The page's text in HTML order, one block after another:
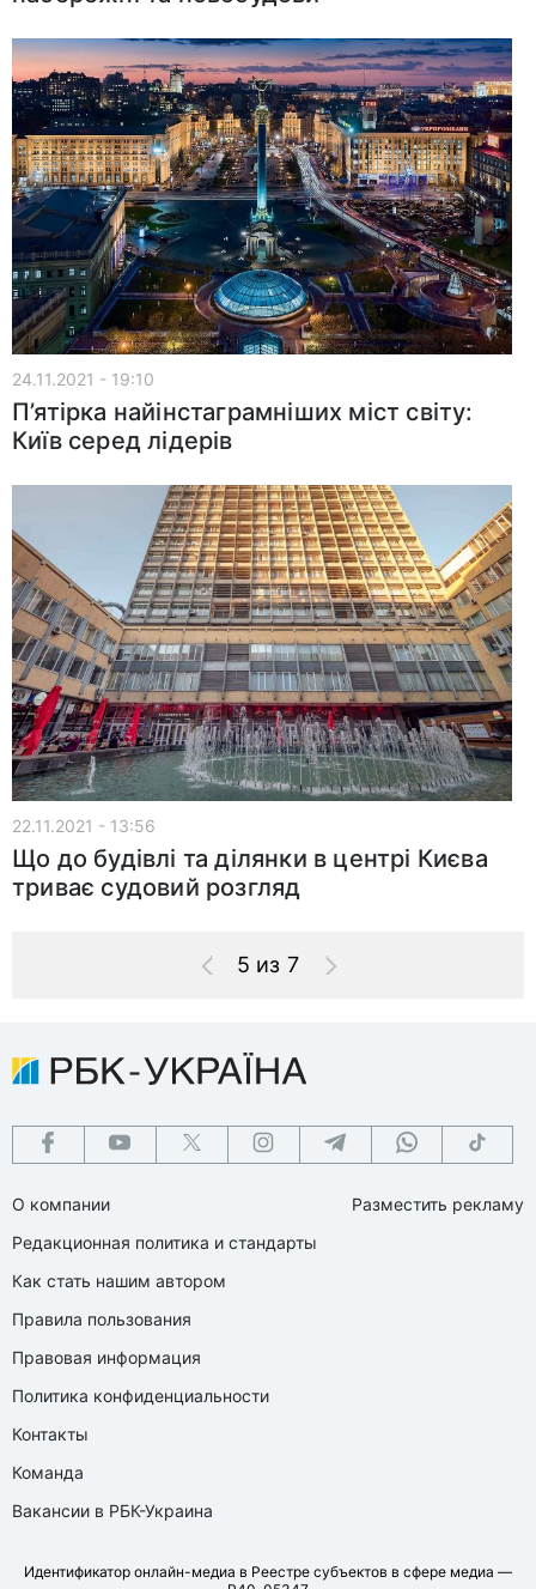
24.11.2021 - 19:10
П’ятірка найінстаграмніших міст світу:
Київ серед лідерів
22.11.2021 - 13:56
Що до будівлі та ділянки в центрі Києва
триває судовий розгляд
5 из 7
О компании
Редакционная политика и стандарты
Как стать нашим автором
Правила пользования
Правовая информация
Политика конфиденциальности
Контакты
Команда
Вакансии в РБК-Украина
Разместить рекламу
Идентификатор онлайн-медиа в Реестре субъектов в сфере медиа —